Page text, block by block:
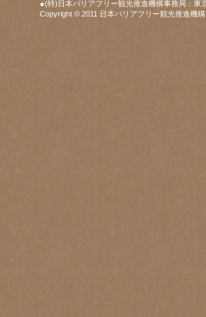
●(特)日本バリアフリー観光推進機構事務局：東
Copyright © 2011 日本バリアフリー観光推進機構